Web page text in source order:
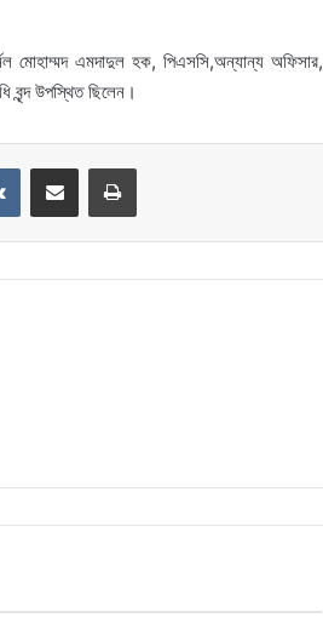
মোহাম্মদ এমদাদুল হক, পিএসসি,অন্যান্য অফিসার,
বৃন্দ উপস্থিত ছিলেন।
VKontakteShare via Email Print